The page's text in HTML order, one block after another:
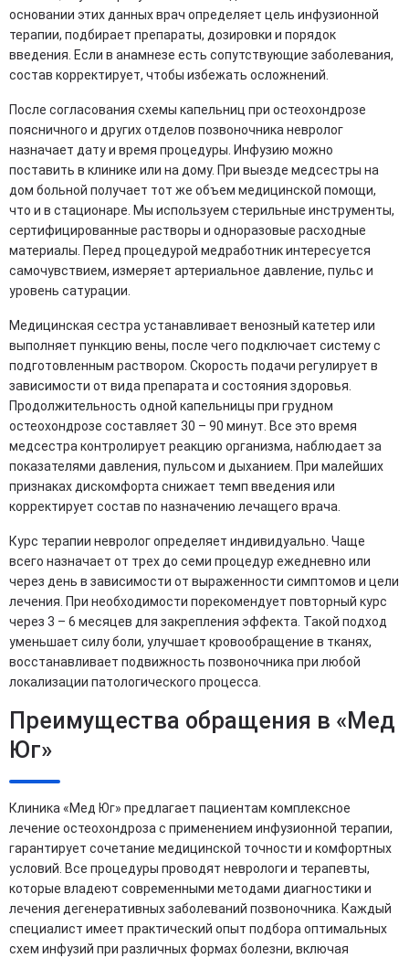
основании этих данных врач определяет цель инфузионной
терапии, подбирает препараты, дозировки и порядок
введения. Если в анамнезе есть сопутствующие заболевания,
состав корректирует, чтобы избежать осложнений.
После согласования схемы капельниц при остеохондрозе
поясничного и других отделов позвоночника невролог
назначает дату и время процедуры. Инфузию можно
поставить в клинике или на дому. При выезде медсестры на
дом больной получает тот же объем медицинской помощи,
что и в стационаре. Мы используем стерильные инструменты,
сертифицированные растворы и одноразовые расходные
материалы. Перед процедурой медработник интересуется
самочувствием, измеряет артериальное давление, пульс и
уровень сатурации.
Медицинская сестра устанавливает венозный катетер или
выполняет пункцию вены, после чего подключает систему с
подготовленным раствором. Скорость подачи регулирует в
зависимости от вида препарата и состояния здоровья.
Продолжительность одной капельницы при грудном
остеохондрозе составляет 30 – 90 минут. Все это время
медсестра контролирует реакцию организма, наблюдает за
показателями давления, пульсом и дыханием. При малейших
признаках дискомфорта снижает темп введения или
корректирует состав по назначению лечащего врача.
Курс терапии невролог определяет индивидуально. Чаще
всего назначает от трех до семи процедур ежедневно или
через день в зависимости от выраженности симптомов и цели
лечения. При необходимости порекомендует повторный курс
через 3 – 6 месяцев для закрепления эффекта. Такой подход
уменьшает силу боли, улучшает кровообращение в тканях,
восстанавливает подвижность позвоночника при любой
локализации патологического процесса.
Преимущества обращения в «Мед
Юг»
Клиника «Мед Юг» предлагает пациентам комплексное
лечение остеохондроза с применением инфузионной терапии,
гарантирует сочетание медицинской точности и комфортных
условий. Все процедуры проводят неврологи и терапевты,
которые владеют современными методами диагностики и
лечения дегенеративных заболеваний позвоночника. Каждый
специалист имеет практический опыт подбора оптимальных
схем инфузий при различных формах болезни, включая